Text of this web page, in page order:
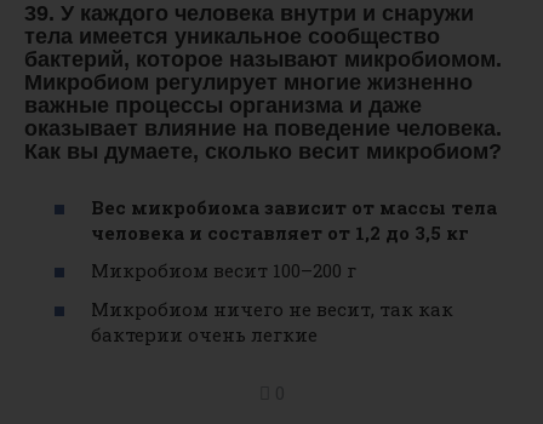
39. У каждого человека внутри и снаружи
тела имеется уникальное сообщество
бактерий, которое называют микробиомом.
Микробиом регулирует многие жизненно
важные процессы организма и даже
оказывает влияние на поведение человека.
Как вы думаете, сколько весит микробиом?
Вес микробиома зависит от массы тела
человека и составляет от 1,2 до 3,5 кг
Микробиом весит 100–200 г
Микробиом ничего не весит, так как
бактерии очень легкие